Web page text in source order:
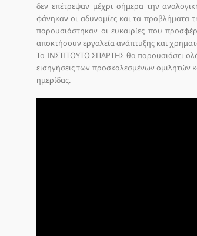
δεν επέτρεψαν μέχρι σήμερα την
φάνηκαν οι αδυναμίες και τα προβλήματα
παρουσιάστηκαν οι ευκαιρίες που
αποκτήσουν εργαλεία ανάπτυξης και
Το ΙΝΣΤΙΤΟΥΤΟ ΣΠΑΡΤΗΣ θα παρουσιάσει
εισηγήσεις των προσκαλεσμένων ομιλητών
ημερίδας.